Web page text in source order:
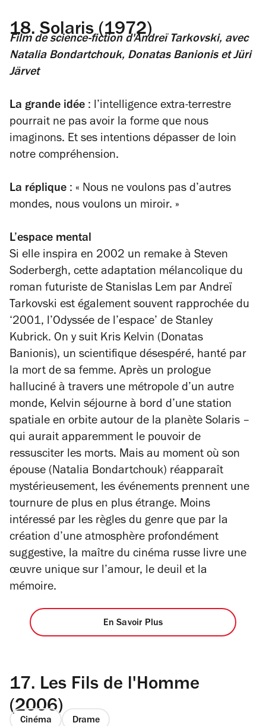
18.Solaris (1972)
Film de science-fiction d'Andreï Tarkovski, avec
Natalia Bondartchouk, Donatas Banionis et Jüri
Järvet
La grande idée : l’intelligence extra-terrestre
pourrait ne pas avoir la forme que nous
imaginons. Et ses intentions dépasser de loin
notre compréhension.
La réplique : « Nous ne voulons pas d’autres
mondes, nous voulons un miroir. »
L’espace mental
Si elle inspira en 2002 un remake à Steven
Soderbergh, cette adaptation mélancolique du
roman futuriste de Stanislas Lem par Andreï
Tarkovski est également souvent rapprochée du
‘2001, l’Odyssée de l’espace’ de Stanley
Kubrick. On y suit Kris Kelvin (Donatas
Banionis), un scientifique désespéré, hanté par
la mort de sa femme. Après un prologue
halluciné à travers une métropole d’un autre
monde, Kelvin séjourne à bord d’une station
spatiale en orbite autour de la planète Solaris –
qui aurait apparemment le pouvoir de
ressusciter les morts. Mais au moment où son
épouse (Natalia Bondartchouk) réapparaît
mystérieusement, les événements prennent une
tournure de plus en plus étrange. Moins
intéressé par les règles du genre que par la
création d’une atmosphère profondément
suggestive, la maître du cinéma russe livre une
œuvre unique sur l’amour, le deuil et la
mémoire.
En Savoir Plus
17. Les Fils de l'Homme
(2006)
Cinéma Drame